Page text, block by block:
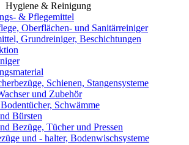
Hygiene & Reinigung
& Pflegemittel
Oberflächen- und Sanitärreiniger
Grundreiniger, Beschichtungen
Schienen, Stangensysteme
und Zubehör
Schwämme
Bürsten
Bezüge, Tücher und Pressen
und - halter, Bodenwischsysteme